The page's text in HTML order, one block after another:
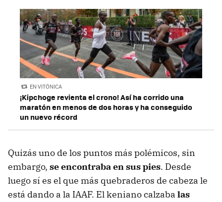
EN VITÓNICA
¡Kipchoge revienta el crono! Así ha corrido una
maratón en menos de dos horas y ha conseguido
un nuevo récord
Quizás uno de los puntos más polémicos, sin
embargo, se encontraba en sus pies. Desde
luego sí es el que más quebraderos de cabeza le
está dando a la IAAF. El keniano calzaba las